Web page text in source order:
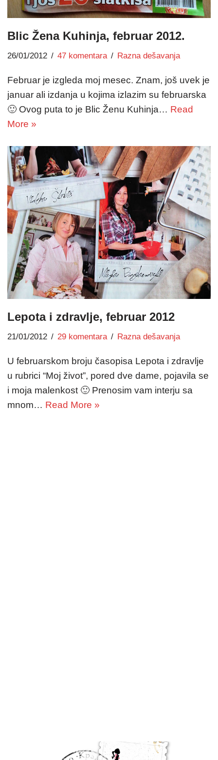
Blic Žena Kuhinja, februar 2012.
26/01/2012 47 komentara Razna dešavanja
Februar je izgleda moj mesec. Znam, još uvek je
januar ali izdanja u kojima izlazim su februarska
🙂 Ovog puta to je Blic Ženu Kuhinja… Read
More »
Lepota i zdravlje, februar 2012
21/01/2012 29 komentara Razna dešavanja
U februarskom broju časopisa Lepota i zdravlje
u rubrici “Moj život”, pored dve dame, pojavila se
i moja malenkost 🙂 Prenosim vam interju sa
mnom… Read More »